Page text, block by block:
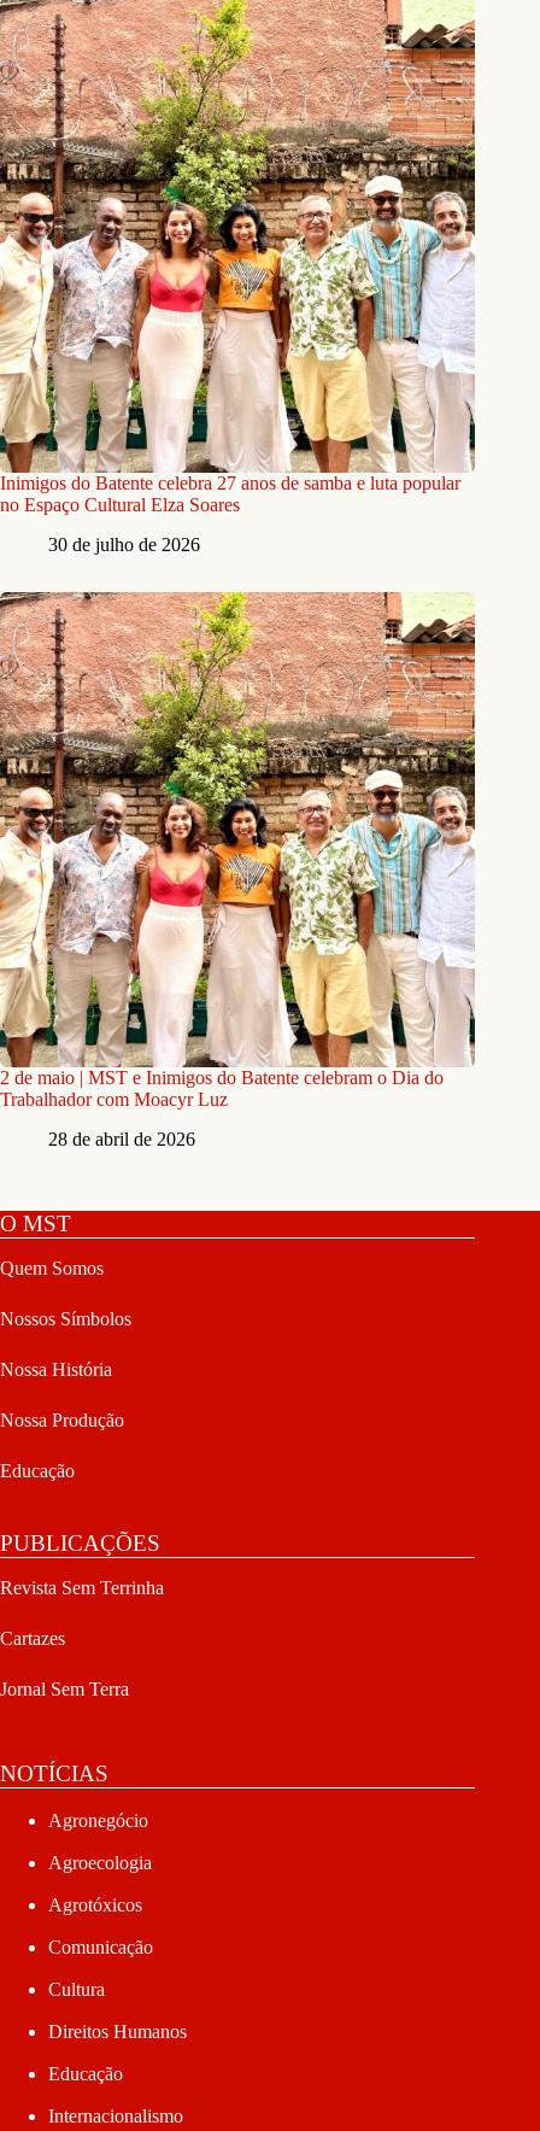
Inimigos do Batente celebra 27 anos de samba e luta popular
no Espaço Cultural Elza Soares
30 de julho de 2026
2 de maio | MST e Inimigos do Batente celebram o Dia do
Trabalhador com Moacyr Luz
28 de abril de 2026
O MST
Quem Somos
Nossos Símbolos
Nossa História
Nossa Produção
Educação
PUBLICAÇÕES
Revista Sem Terrinha
Cartazes
Jornal Sem Terra
NOTÍCIAS
Agronegócio
Agroecologia
Agrotóxicos
Comunicação
Cultura
Direitos Humanos
Educação
Internacionalismo